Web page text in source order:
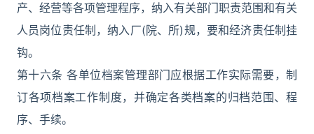
产、经营等各项管理程序，纳入有关部门职责范围和有关
人员岗位责任制，纳入厂(院、所)规，要和经济责任制挂
钩。
第十六条 各单位档案管理部门应根据工作实际需要，制
订各项档案工作制度，并确定各类档案的归档范围、程
序、手续。